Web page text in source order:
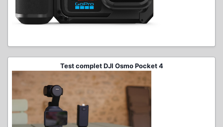
Test complet DJI Osmo Pocket 4